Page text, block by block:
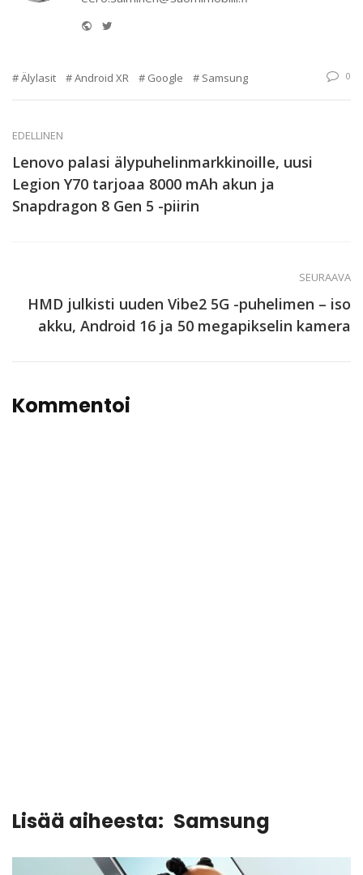
Website
Älylasit Android XR Google Samsung 0
EDELLINEN
Lenovo palasi älypuhelinmarkkinoille, uusi
Legion Y70 tarjoaa 8000 mAh akun ja
Snapdragon 8 Gen 5 -piirin
SEURAAVA
HMD julkisti uuden Vibe2 5G -puhelimen – iso
akku, Android 16 ja 50 megapikselin kamera
Kommentoi
Lisää aiheesta: Samsung